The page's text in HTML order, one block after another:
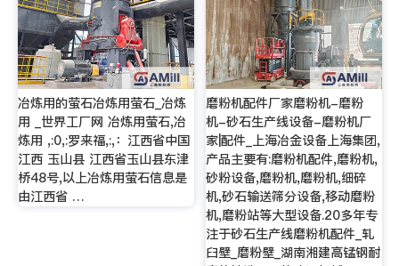
冶炼用的萤石冶炼用萤石_冶炼
用 _世界工厂网 冶炼用萤石,冶
炼用 ,:0,:罗来福,:,：江西省中国
江西 玉山县 江西省玉山县东津
桥48号,以上冶炼用萤石信息是
由江西省 …
磨粉机配件厂家磨粉机-磨粉
机-砂石生产线设备-磨粉机厂
家|配件_上海冶金设备上海集团,
产品主要有:磨粉机配件,磨粉机,
砂粉设备,磨粉机,磨粉机,细碎
机,砂石输送筛分设备,移动磨粉
机,磨粉站等大型设备.20多年专
注于砂石生产线磨粉机配件_轧
臼壁_磨粉壁_湖南湘建高锰钢耐